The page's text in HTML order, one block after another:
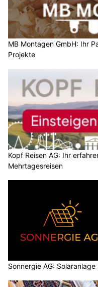
MB Montagen GmbH: Ihr
Projekte
Kopf Reisen AG: Ihr
Mehrtagesreisen
Sonnergie AG: